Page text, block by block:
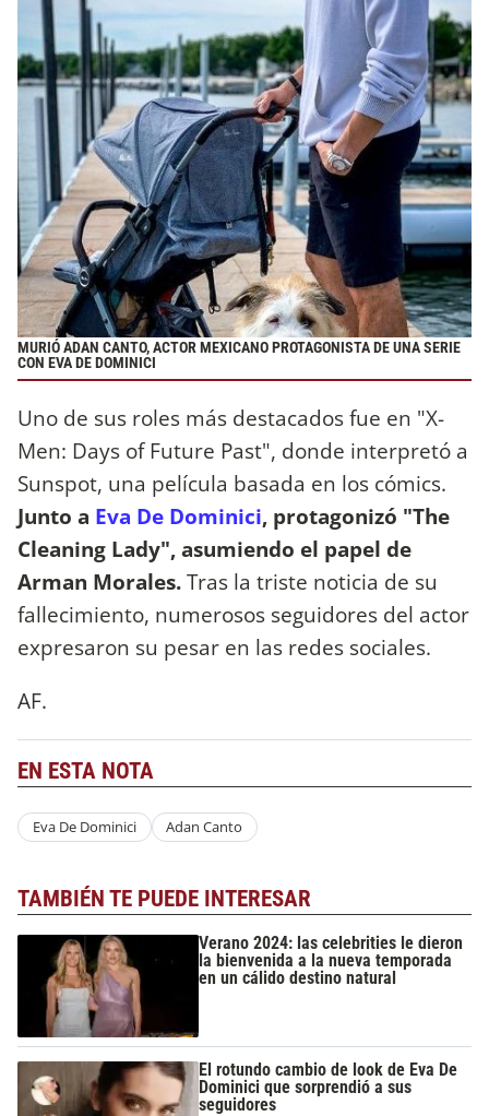
MURIÓ ADAN CANTO, ACTOR MEXICANO PROTAGONISTA DE UNA SERIE
CON EVA DE DOMINICI
Uno de sus roles más destacados fue en "X-
Men: Days of Future Past", donde interpretó a
Sunspot, una película basada en los cómics.
Junto a Eva De Dominici, protagonizó "The
Cleaning Lady", asumiendo el papel de
Arman Morales.Tras la triste noticia de su
fallecimiento, numerosos seguidores del actor
expresaron su pesar en las redes sociales.
AF.
EN ESTA NOTA
Eva De Dominici Adan Canto
TAMBIÉN TE PUEDE INTERESAR
Verano 2024: las celebrities le dieron
la bienvenida a la nueva temporada
en un cálido destino natural
El rotundo cambio de look de Eva De
Dominici que sorprendió a sus
seguidores